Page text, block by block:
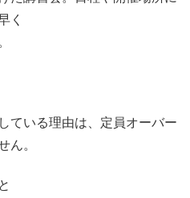
く
ている理由は、定員オーバー
ん。